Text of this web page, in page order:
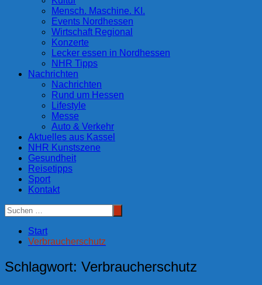
Mensch. Maschine. KI.
Events Nordhessen
Wirtschaft Regional
Konzerte
Lecker essen in Nordhessen
NHR Tipps
Nachrichten
Nachrichten
Rund um Hessen
Lifestyle
Messe
Auto & Verkehr
Aktuelles aus Kassel
NHR Kunstszene
Gesundheit
Reisetipps
Sport
Kontakt
Start
Verbraucherschutz
Schlagwort: Verbraucherschutz